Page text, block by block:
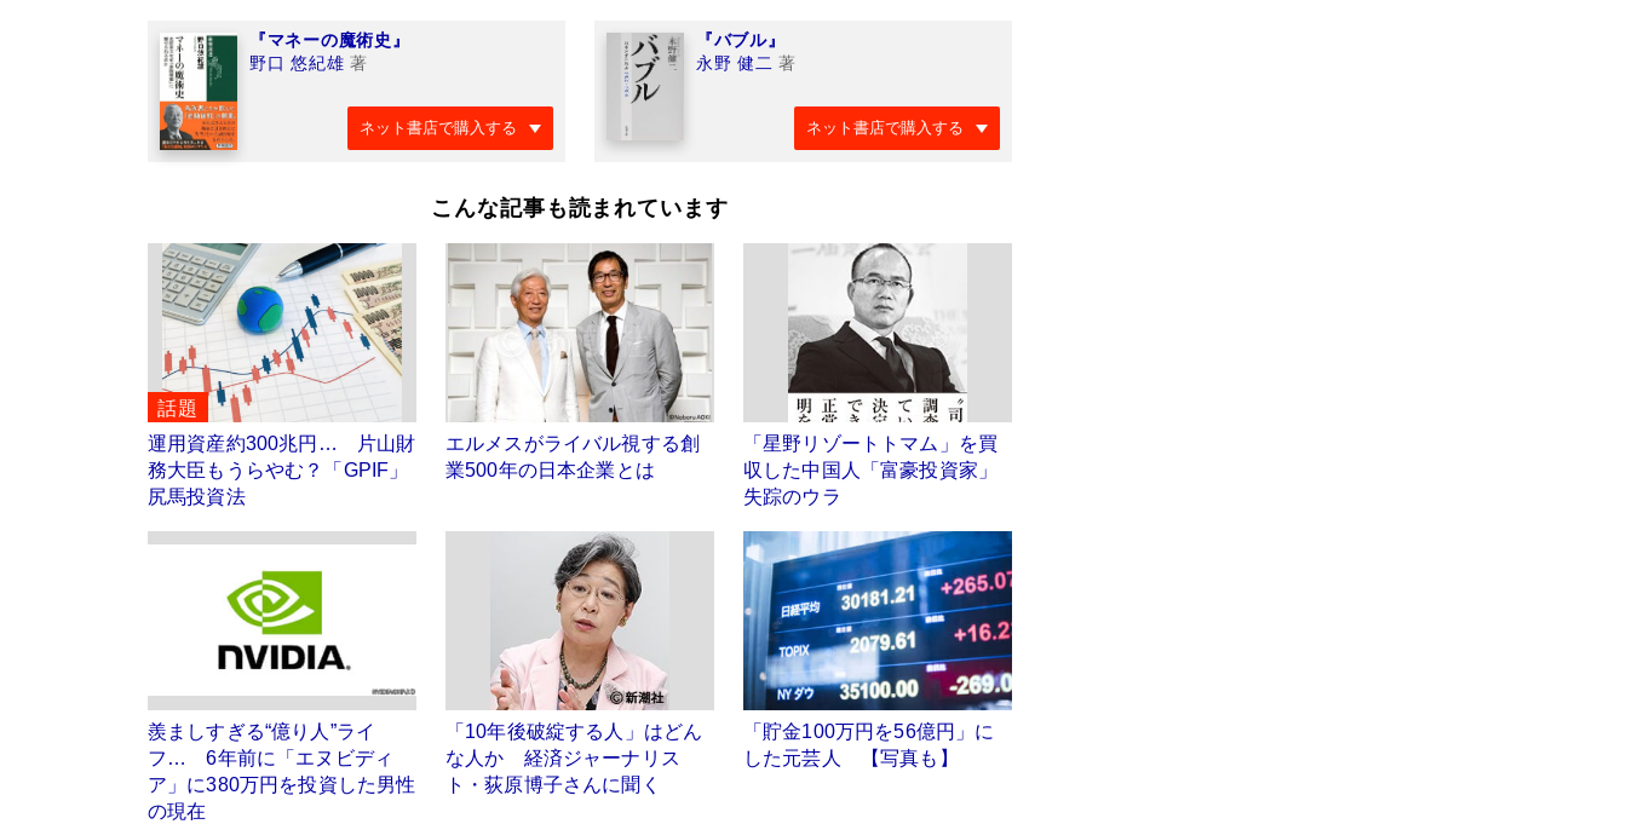
『マネーの魔術史』
野口 悠紀雄 著
ネット書店で購入する
『バブル』
永野 健二 著
ネット書店で購入する
こんな記事も読まれています
話題
運用資産約300兆円… 片山財
務大臣もうらやむ？「GPIF」
尻馬投資法
エルメスがライバル視する創
業500年の日本企業とは
「星野リゾートトマム」を買
収した中国人「富豪投資家」
失踪のウラ
羨ましすぎる“億り人”ライ
フ… 6年前に「エヌビディ
ア」に380万円を投資した男性
の現在
「10年後破綻する人」はどん
な人か 経済ジャーナリス
ト・荻原博子さんに聞く
「貯金100万円を56億円」に
した元芸人 【写真も】